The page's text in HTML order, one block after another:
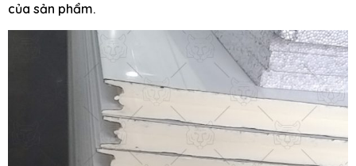
của sản phẩm.